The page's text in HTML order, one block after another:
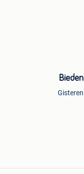
Bieden
Gisteren